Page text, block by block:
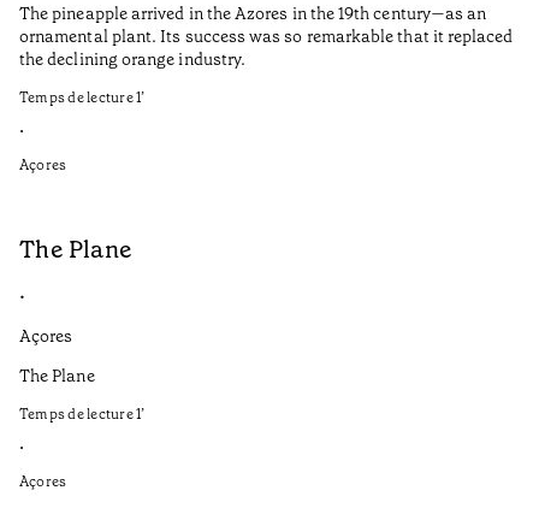
The pineapple arrived in the Azores in the 19th century—as an
ornamental plant. Its success was so remarkable that it replaced
the declining orange industry.
Temps de lecture1’
•
Açores
The Plane
•
Açores
The Plane
Temps de lecture1’
•
Açores